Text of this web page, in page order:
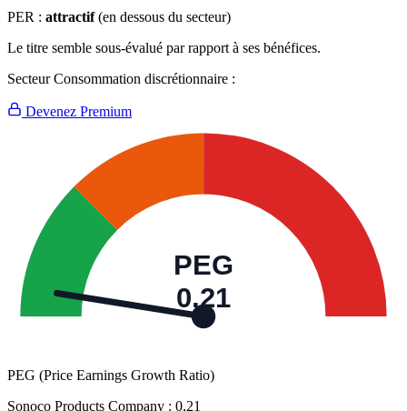
PER : attractif (en dessous du secteur)
Le titre semble sous-évalué par rapport à ses bénéfices.
Secteur Consommation discrétionnaire :
Devenez Premium
PEG
0,21
PEG (Price Earnings Growth Ratio)
Sonoco Products Company : 0,21